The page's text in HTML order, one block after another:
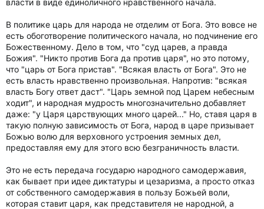
власти в виде единоличного нравственного начала.
В политике царь для народа не отделим от Бога. Это вовсе не
есть обоготворение политического начала, но подчинение его
Божественному. Дело в том, что "суд царев, а правда
Божия". "Никто против Бога да против царя", но это потому,
что "царь от Бога пристав". "Всякая власть от Бога". Это не
есть власть нравственно произвольная. Напротив: "всякая
власть Богу ответ даст". "Царь земной под Царем небесным
ходит", и народная мудрость многозначительно добавляет
даже: "у Царя царствующих много царей..." Но, ставя царя в
такую полную зависимость от Бога, народ в царе призывает
Божью волю для верховного устроения земных дел,
предоставляя ему для этого всю безграничность власти.
Это не есть передача государю народного самодержавия,
как бывает при идее диктатуры и цезаризма, а просто отказ
от собственного самодержавия в пользу Божьей воли,
которая ставит царя, как представителя не народной, а